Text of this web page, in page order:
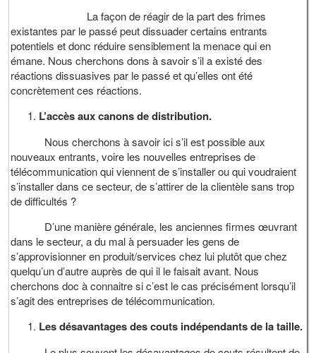
La façon de réagir de la part des frimes
existantes par le passé peut dissuader certains entrants
potentiels et donc réduire sensiblement la menace qui en
émane. Nous cherchons dons à savoir s’il a existé des
réactions dissuasives par le passé et qu’elles ont été
concrètement ces réactions.
L’accès aux canons de distribution.
Nous cherchons à savoir ici s’il est possible aux
nouveaux entrants, voire les nouvelles entreprises de
télécommunication qui viennent de s’installer ou qui voudraient
s’installer dans ce secteur, de s’attirer de la clientèle sans trop
de difficultés ?
D’une manière générale, les anciennes firmes œuvrant
dans le secteur, a du mal à persuader les gens de
s’approvisionner en produit/services chez lui plutôt que chez
quelqu’un d’autre auprès de qui il le faisait avant. Nous
cherchons doc à connaitre si c’est le cas précisément lorsqu’il
s’agit des entreprises de télécommunication.
Les désavantages des couts indépendants de la taille.